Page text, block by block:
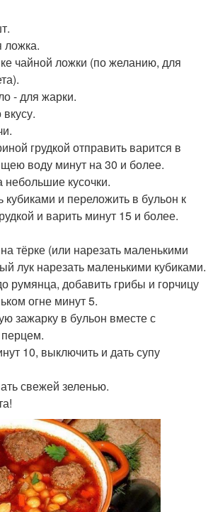
ложка.
чайной ложки (по желанию, для
- для жарки.
грудкой отправить варится в
воду минут на 30 и более.
небольшие кусочки.
кубиками и переложить в бульон к
и варить минут 15 и более.
тёрке (или нарезать маленькими
лук нарезать маленькими кубиками.
румянца, добавить грибы и горчицу
огне минут 5.
зажарку в бульон вместе с
10, выключить и дать супу
свежей зеленью.